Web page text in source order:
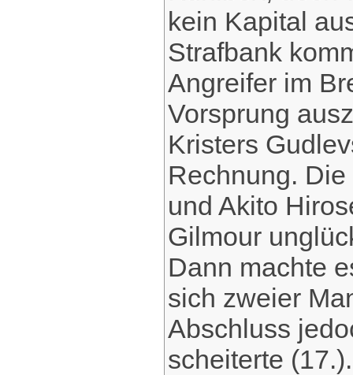
kein Kapital
Strafbank
Angreifer im
Vorsprung
Kristers
Rechnung.
und Akito
Gilmour
Dann machte
sich zweier
Abschluss
scheiterte (17.).